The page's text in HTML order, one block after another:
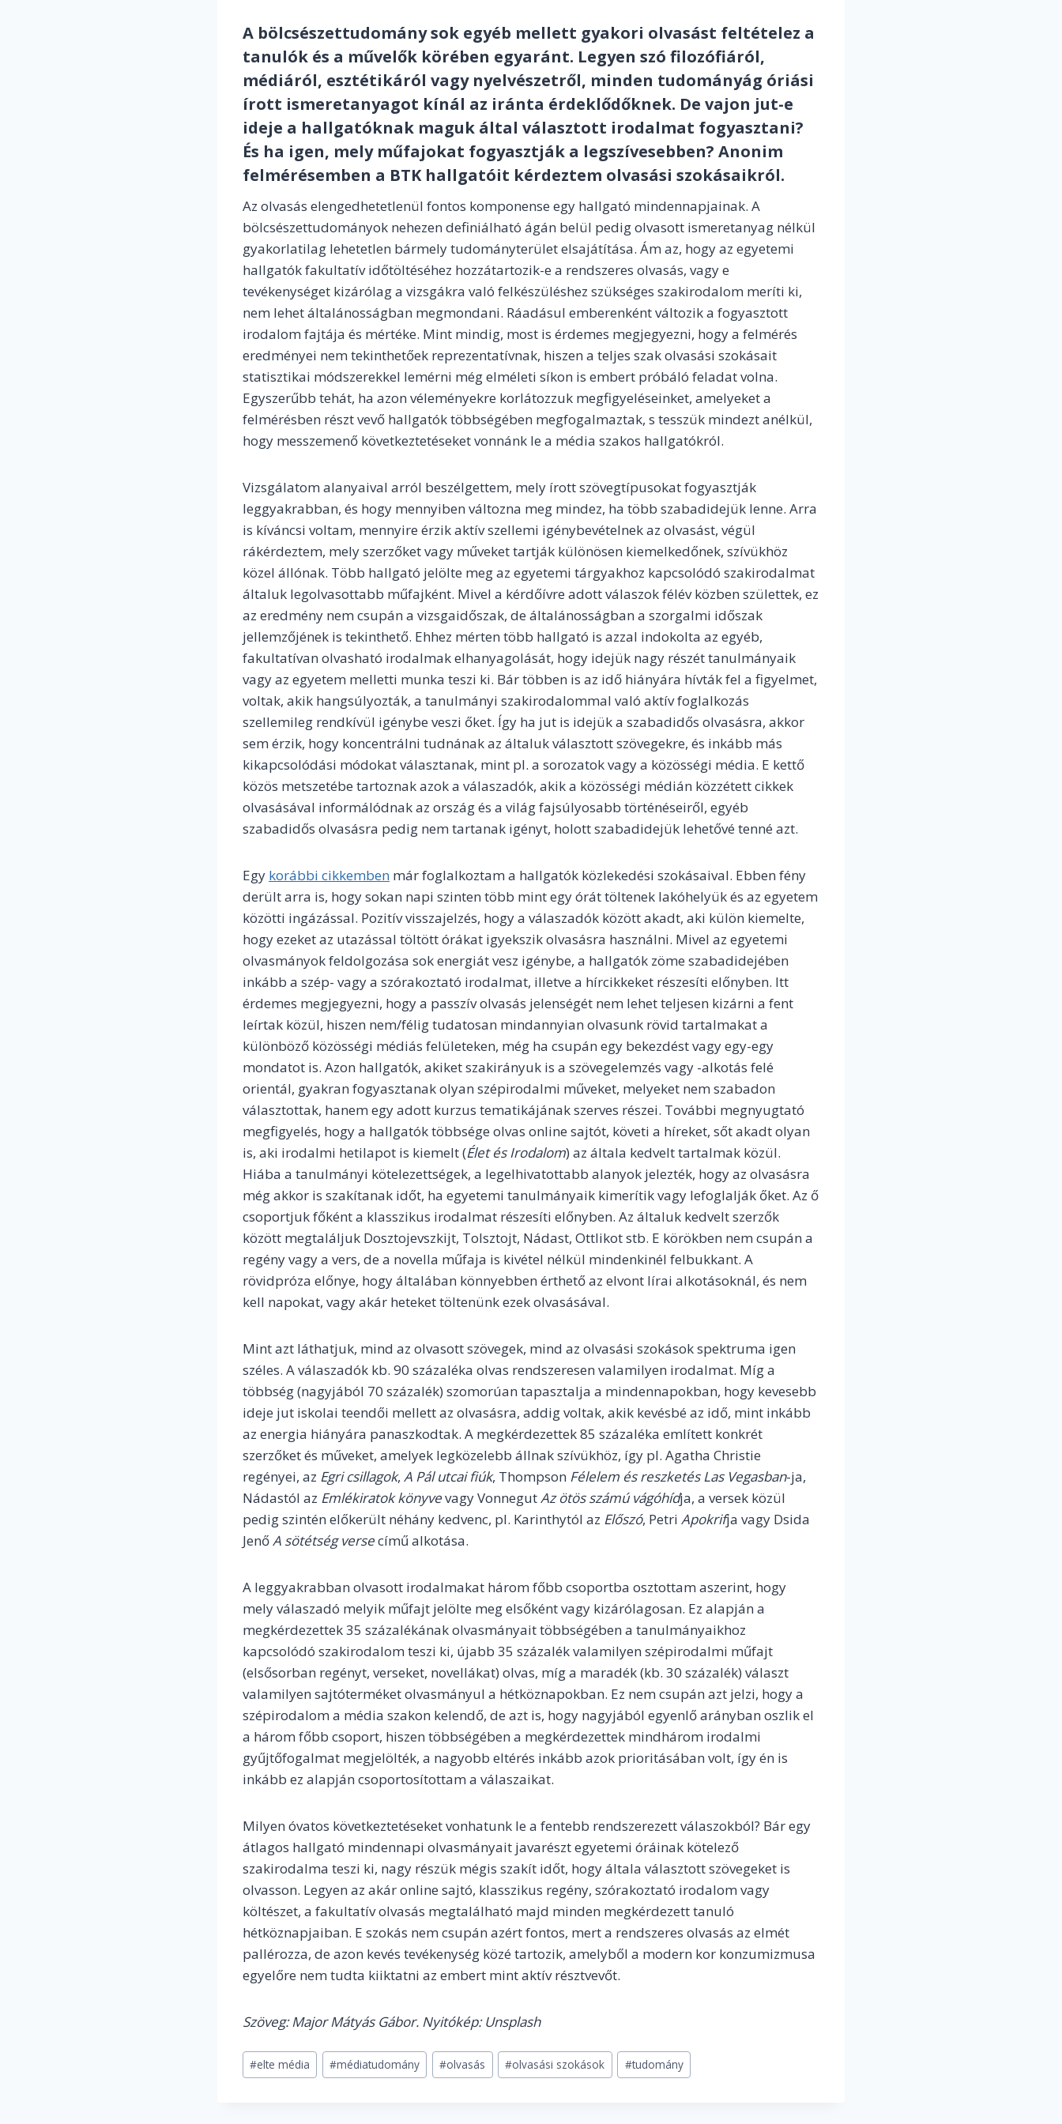
A bölcsészettudomány sok egyéb mellett gyakori olvasást feltételez a
tanulók és a művelők körében egyaránt. Legyen szó filozófiáról,
médiáról, esztétikáról vagy nyelvészetről, minden tudományág óriási
írott ismeretanyagot kínál az iránta érdeklődőknek. De vajon jut-e
ideje a hallgatóknak maguk által választott irodalmat fogyasztani?
És ha igen, mely műfajokat fogyasztják a legszívesebben? Anonim
felmérésemben a BTK hallgatóit kérdeztem olvasási szokásaikról.
Az olvasás elengedhetetlenül fontos komponense egy hallgató mindennapjainak. A
bölcsészettudományok nehezen definiálható ágán belül pedig olvasott ismeretanyag nélkül
gyakorlatilag lehetetlen bármely tudományterület elsajátítása. Ám az, hogy az egyetemi
hallgatók fakultatív időtöltéséhez hozzátartozik-e a rendszeres olvasás, vagy e
tevékenységet kizárólag a vizsgákra való felkészüléshez szükséges szakirodalom meríti ki,
nem lehet általánosságban megmondani. Ráadásul emberenként változik a fogyasztott
irodalom fajtája és mértéke. Mint mindig, most is érdemes megjegyezni, hogy a felmérés
eredményei nem tekinthetőek reprezentatívnak, hiszen a teljes szak olvasási szokásait
statisztikai módszerekkel lemérni még elméleti síkon is embert próbáló feladat volna.
Egyszerűbb tehát, ha azon véleményekre korlátozzuk megfigyeléseinket, amelyeket a
felmérésben részt vevő hallgatók többségében megfogalmaztak, s tesszük mindezt anélkül,
hogy messzemenő következtetéseket vonnánk le a média szakos hallgatókról.
Vizsgálatom alanyaival arról beszélgettem, mely írott szövegtípusokat fogyasztják
leggyakrabban, és hogy mennyiben változna meg mindez, ha több szabadidejük lenne. Arra
is kíváncsi voltam, mennyire érzik aktív szellemi igénybevételnek az olvasást, végül
rákérdeztem, mely szerzőket vagy műveket tartják különösen kiemelkedőnek, szívükhöz
közel állónak. Több hallgató jelölte meg az egyetemi tárgyakhoz kapcsolódó szakirodalmat
általuk legolvasottabb műfajként. Mivel a kérdőívre adott válaszok félév közben születtek, ez
az eredmény nem csupán a vizsgaidőszak, de általánosságban a szorgalmi időszak
jellemzőjének is tekinthető. Ehhez mérten több hallgató is azzal indokolta az egyéb,
fakultatívan olvasható irodalmak elhanyagolását, hogy idejük nagy részét tanulmányaik
vagy az egyetem melletti munka teszi ki. Bár többen is az idő hiányára hívták fel a figyelmet,
voltak, akik hangsúlyozták, a tanulmányi szakirodalommal való aktív foglalkozás
szellemileg rendkívül igénybe veszi őket. Így ha jut is idejük a szabadidős olvasásra, akkor
sem érzik, hogy koncentrálni tudnának az általuk választott szövegekre, és inkább más
kikapcsolódási módokat választanak, mint pl. a sorozatok vagy a közösségi média. E kettő
közös metszetébe tartoznak azok a válaszadók, akik a közösségi médián közzétett cikkek
olvasásával informálódnak az ország és a világ fajsúlyosabb történéseiről, egyéb
szabadidős olvasásra pedig nem tartanak igényt, holott szabadidejük lehetővé tenné azt.
Egy korábbi cikkemben már foglalkoztam a hallgatók közlekedési szokásaival. Ebben fény
derült arra is, hogy sokan napi szinten több mint egy órát töltenek lakóhelyük és az egyetem
közötti ingázással. Pozitív visszajelzés, hogy a válaszadók között akadt, aki külön kiemelte,
hogy ezeket az utazással töltött órákat igyekszik olvasásra használni. Mivel az egyetemi
olvasmányok feldolgozása sok energiát vesz igénybe, a hallgatók zöme szabadidejében
inkább a szép- vagy a szórakoztató irodalmat, illetve a hírcikkeket részesíti előnyben. Itt
érdemes megjegyezni, hogy a passzív olvasás jelenségét nem lehet teljesen kizárni a fent
leírtak közül, hiszen nem/félig tudatosan mindannyian olvasunk rövid tartalmakat a
különböző közösségi médiás felületeken, még ha csupán egy bekezdést vagy egy-egy
mondatot is. Azon hallgatók, akiket szakirányuk is a szövegelemzés vagy -alkotás felé
orientál, gyakran fogyasztanak olyan szépirodalmi műveket, melyeket nem szabadon
választottak, hanem egy adott kurzus tematikájának szerves részei. További megnyugtató
megfigyelés, hogy a hallgatók többsége olvas online sajtót, követi a híreket, sőt akadt olyan
is, aki irodalmi hetilapot is kiemelt (Élet és Irodalom) az általa kedvelt tartalmak közül.
Hiába a tanulmányi kötelezettségek, a legelhivatottabb alanyok jelezték, hogy az olvasásra
még akkor is szakítanak időt, ha egyetemi tanulmányaik kimerítik vagy lefoglalják őket. Az ő
csoportjuk főként a klasszikus irodalmat részesíti előnyben. Az általuk kedvelt szerzők
között megtaláljuk Dosztojevszkijt, Tolsztojt, Nádast, Ottlikot stb. E körökben nem csupán a
regény vagy a vers, de a novella műfaja is kivétel nélkül mindenkinél felbukkant. A
rövidpróza előnye, hogy általában könnyebben érthető az elvont lírai alkotásoknál, és nem
kell napokat, vagy akár heteket töltenünk ezek olvasásával.
Mint azt láthatjuk, mind az olvasott szövegek, mind az olvasási szokások spektruma igen
széles. A válaszadók kb. 90 százaléka olvas rendszeresen valamilyen irodalmat. Míg a
többség (nagyjából 70 százalék) szomorúan tapasztalja a mindennapokban, hogy kevesebb
ideje jut iskolai teendői mellett az olvasásra, addig voltak, akik kevésbé az idő, mint inkább
az energia hiányára panaszkodtak. A megkérdezettek 85 százaléka említett konkrét
szerzőket és műveket, amelyek legközelebb állnak szívükhöz, így pl. Agatha Christie
regényei, az Egri csillagok, A Pál utcai fiúk, Thompson Félelem és reszketés Las Vegasban-ja,
Nádastól az Emlékiratok könyvevagy VonnegutAz ötös számú vágóhídja, a versek közül
pedig szintén előkerült néhány kedvenc, pl. Karinthytól az Előszó, Petri Apokrifja vagy Dsida
JenőA sötétség versecímű alkotása.
A leggyakrabban olvasott irodalmakat három főbb csoportba osztottam aszerint, hogy
mely válaszadó melyik műfajt jelölte meg elsőként vagy kizárólagosan. Ez alapján a
megkérdezettek 35 százalékának olvasmányait többségében a tanulmányaikhoz
kapcsolódó szakirodalom teszi ki, újabb 35 százalék valamilyen szépirodalmi műfajt
(elsősorban regényt, verseket, novellákat) olvas, míg a maradék (kb. 30 százalék) választ
valamilyen sajtóterméket olvasmányul a hétköznapokban. Ez nem csupán azt jelzi, hogy a
szépirodalom a média szakon kelendő, de azt is, hogy nagyjából egyenlő arányban oszlik el
a három főbb csoport, hiszen többségében a megkérdezettek mindhárom irodalmi
gyűjtőfogalmat megjelölték, a nagyobb eltérés inkább azok prioritásában volt, így én is
inkább ez alapján csoportosítottam a válaszaikat.
Milyen óvatos következtetéseket vonhatunk le a fentebb rendszerezett válaszokból? Bár egy
átlagos hallgató mindennapi olvasmányait javarészt egyetemi óráinak kötelező
szakirodalma teszi ki, nagy részük mégis szakít időt, hogy általa választott szövegeket is
olvasson. Legyen az akár online sajtó, klasszikus regény, szórakoztató irodalom vagy
költészet, a fakultatív olvasás megtalálható majd minden megkérdezett tanuló
hétköznapjaiban. E szokás nem csupán azért fontos, mert a rendszeres olvasás az elmét
pallérozza, de azon kevés tevékenység közé tartozik, amelyből a modern kor konzumizmusa
egyelőre nem tudta kiiktatni az embert mint aktív résztvevőt.
Szöveg: Major Mátyás Gábor. Nyitókép: Unsplash
Post
Tags:
#elte média #médiatudomány #olvasás #olvasási szokások #tudomány